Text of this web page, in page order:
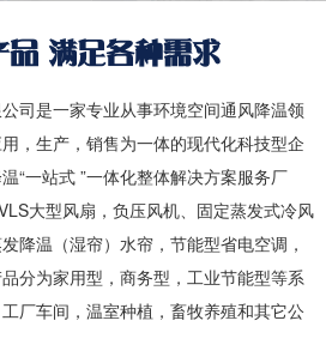
品 满足各种需求
司是一家专业从事环境空间通风降温领
，生产，销售为一体的现代化科技型企
“一站式 ”一体化整体解决方案服务厂
大型风扇，负压风机、固定蒸发式冷风
降温（湿帘）水帘，节能型省电空调，
分为家用型，商务型，工业节能型等系
厂车间，温室种植，畜牧养殖和其它公